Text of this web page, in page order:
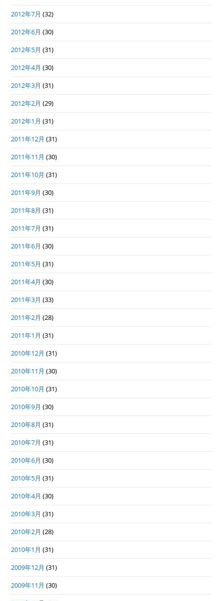
2012年7月 (32)
2012年6月 (30)
2012年5月 (31)
2012年4月 (30)
2012年3月 (31)
2012年2月 (29)
2012年1月 (31)
2011年12月 (31)
2011年11月 (30)
2011年10月 (31)
2011年9月 (30)
2011年8月 (31)
2011年7月 (31)
2011年6月 (30)
2011年5月 (31)
2011年4月 (30)
2011年3月 (33)
2011年2月 (28)
2011年1月 (31)
2010年12月 (31)
2010年11月 (30)
2010年10月 (31)
2010年9月 (30)
2010年8月 (31)
2010年7月 (31)
2010年6月 (30)
2010年5月 (31)
2010年4月 (30)
2010年3月 (31)
2010年2月 (28)
2010年1月 (31)
2009年12月 (31)
2009年11月 (30)